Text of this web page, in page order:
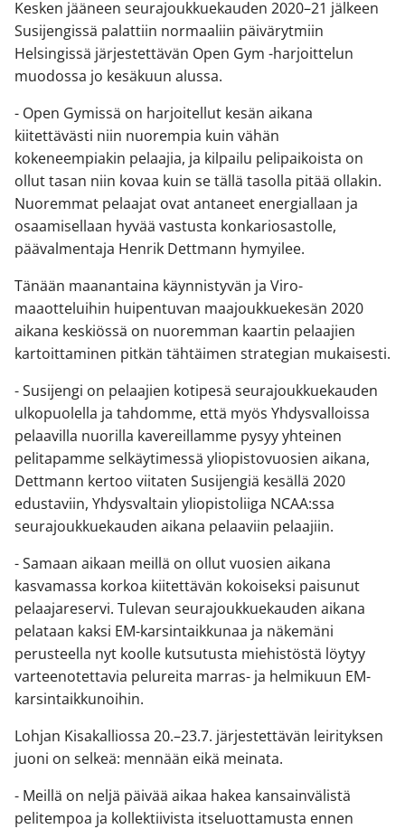
Kesken jääneen seurajoukkuekauden 2020–21 jälkeen
Susijengissä palattiin normaaliin päivärytmiin
Helsingissä järjestettävän Open Gym -harjoittelun
muodossa jo kesäkuun alussa.
- Open Gymissä on harjoitellut kesän aikana
kiitettävästi niin nuorempia kuin vähän
kokeneempiakin pelaajia, ja kilpailu pelipaikoista on
ollut tasan niin kovaa kuin se tällä tasolla pitää ollakin.
Nuoremmat pelaajat ovat antaneet energiallaan ja
osaamisellaan hyvää vastusta konkariosastolle,
päävalmentaja Henrik Dettmann hymyilee.
Tänään maanantaina käynnistyvän ja Viro-
maaotteluihin huipentuvan maajoukkuekesän 2020
aikana keskiössä on nuoremman kaartin pelaajien
kartoittaminen pitkän tähtäimen strategian mukaisesti.
- Susijengi on pelaajien kotipesä seurajoukkuekauden
ulkopuolella ja tahdomme, että myös Yhdysvalloissa
pelaavilla nuorilla kavereillamme pysyy yhteinen
pelitapamme selkäytimessä yliopistovuosien aikana,
Dettmann kertoo viitaten Susijengiä kesällä 2020
edustaviin, Yhdysvaltain yliopistoliiga NCAA:ssa
seurajoukkuekauden aikana pelaaviin pelaajiin.
- Samaan aikaan meillä on ollut vuosien aikana
kasvamassa korkoa kiitettävän kokoiseksi paisunut
pelaajareservi. Tulevan seurajoukkuekauden aikana
pelataan kaksi EM-karsintaikkunaa ja näkemäni
perusteella nyt koolle kutsutusta miehistöstä löytyy
varteenotettavia pelureita marras- ja helmikuun EM-
karsintaikkunoihin.
Lohjan Kisakalliossa 20.–23.7. järjestettävän leirityksen
juoni on selkeä: mennään eikä meinata.
- Meillä on neljä päivää aikaa hakea kansainvälistä
pelitempoa ja kollektiivista itseluottamusta ennen